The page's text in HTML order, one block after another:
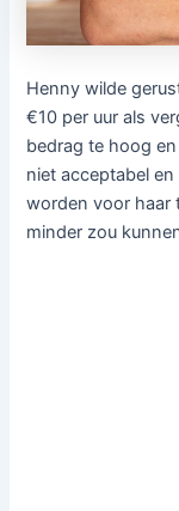
Henny wilde
€10 per uur als
bedrag te hoog
niet acceptabel
worden voor haar
minder zou